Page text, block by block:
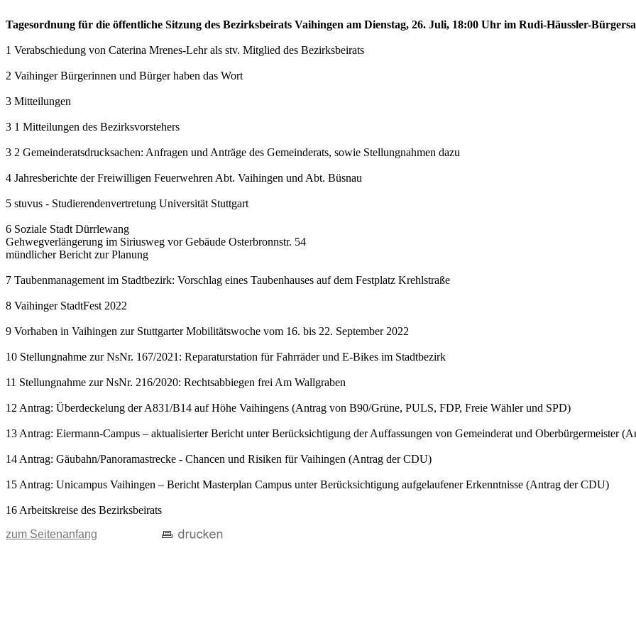
Tagesordnung für die öffentliche Sitzung des Bezirksbeirats Vaihingen am Dienstag, 26. Juli, 18:00 Uhr im Rudi-Häussler-
1 Verabschiedung von Caterina Mrenes-Lehr als stv. Mitglied des Bezirksbeirats
2 Vaihinger Bürgerinnen und Bürger haben das Wort
3 Mitteilungen
3 1 Mitteilungen des Bezirksvorstehers
3 2 Gemeinderatsdrucksachen: Anfragen und Anträge des Gemeinderats, sowie Stellungnahmen dazu
4 Jahresberichte der Freiwilligen Feuerwehren Abt. Vaihingen und Abt. Büsnau
5 stuvus - Studierendenvertretung Universität Stuttgart
6 Soziale Stadt Dürrlewang
Gehwegverlängerung im Siriusweg vor Gebäude Osterbronnstr. 54
mündlicher Bericht zur Planung
7 Taubenmanagement im Stadtbezirk: Vorschlag eines Taubenhauses auf dem Festplatz Krehlstraße
8 Vaihinger StadtFest 2022
9 Vorhaben in Vaihingen zur Stuttgarter Mobilitätswoche vom 16. bis 22. September 2022
10 Stellungnahme zur NsNr. 167/2021: Reparaturstation für Fahrräder und E-Bikes im Stadtbezirk
11 Stellungnahme zur NsNr. 216/2020: Rechtsabbiegen frei Am Wallgraben
12 Antrag: Überdeckelung der A831/B14 auf Höhe Vaihingens (Antrag von B90/Grüne, PULS, FDP, Freie Wähler und SPD)
13 Antrag: Eiermann-Campus – aktualisierter Bericht unter Berücksichtigung der Auffassungen von Gemeinderat und Oberbürgermeister
14 Antrag: Gäubahn/Panoramastrecke - Chancen und Risiken für Vaihingen (Antrag der CDU)
15 Antrag: Unicampus Vaihingen – Bericht Masterplan Campus unter Berücksichtigung aufgelaufener Erkenntnisse (Antrag der CDU)
16 Arbeitskreise des Bezirksbeirats
zum Seitenanfang